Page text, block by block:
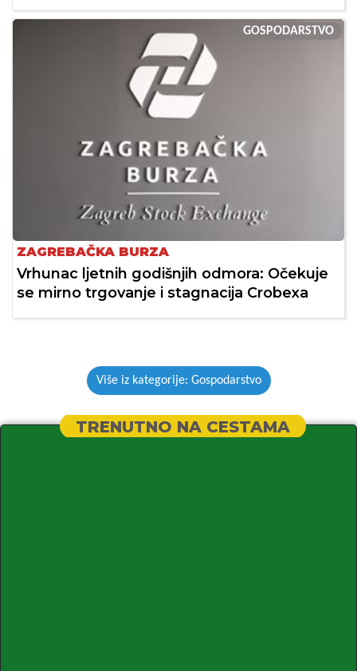
GOSPODARSTVO
ZAGREBAČKA BURZA
Vrhunac ljetnih godišnjih odmora: Očekuje
se mirno trgovanje i stagnacija Crobexa
Više iz kategorije: Gospodarstvo
TRENUTNO NA CESTAMA